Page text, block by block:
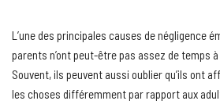
L’une des principales causes de négligence
parents n’ont peut-être pas assez de temps
Souvent, ils peuvent aussi oublier qu’ils ont
les choses différemment par rapport aux